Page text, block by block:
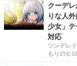
クーデ
りな人
少女」
対応
ツンデレ
もりのヒ